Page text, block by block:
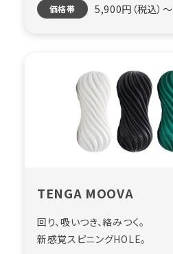
価格帯 5,900円（税込）〜
TENGA MOOVA
回り、吸いつき、絡みつく。
新感覚スピニングHOLE。